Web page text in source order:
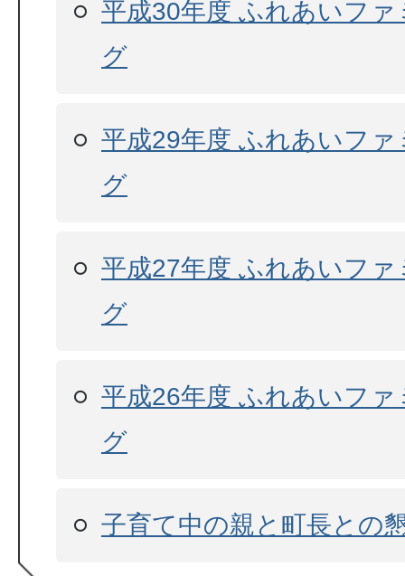
平成30年度 ふれあいフ
グ
平成29年度 ふれあいフ
グ
平成27年度 ふれあいフ
グ
平成26年度 ふれあいフ
グ
子育て中の親と町長との